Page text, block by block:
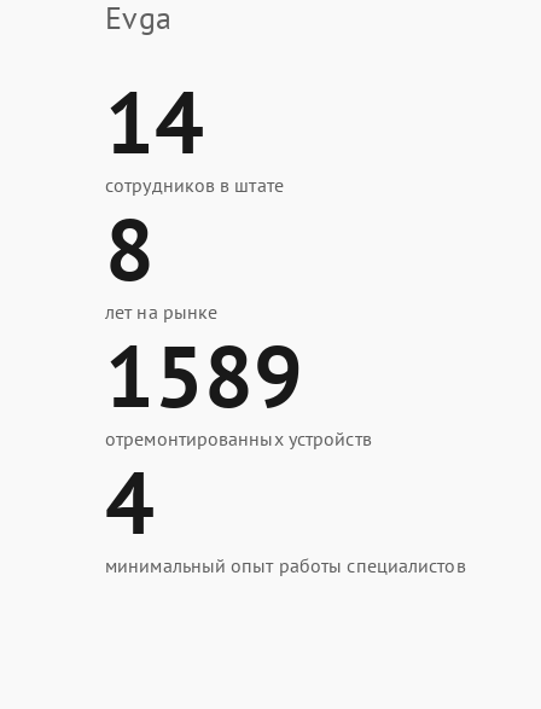
Evga
14
сотрудников в штате
8
лет на рынке
1589
отремонтированных устройств
4
минимальный опыт работы специалистов